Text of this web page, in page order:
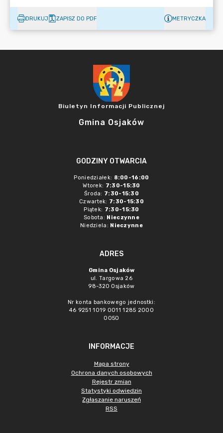
DRUKUJ ZAPISZ DO PDF METRYCZKA
Biuletyn Informacji Publicznej
Gmina Osjaków
GODZINY OTWARCIA
Poniedziałek: 8:00-16:00
Wtorek: 7:30-15:30
Środa: 7:30-15:30
Czwartek: 7:30-15:30
Piątek: 7:30-15:30
Sobota: Nieczynne
Niedziela: Nieczynne
ADRES
Gmina Osjaków
ul. Targowa 26
98-320 Osjaków
Nr konta bankowego jednostki:
46 9251 1019 0011 1285 2000
0050
INFORMACJE
Mapa strony
Ochrona danych osobowych
Rejestr zmian
Statystyki odwiedzin
Zgłaszanie naruszeń
RSS